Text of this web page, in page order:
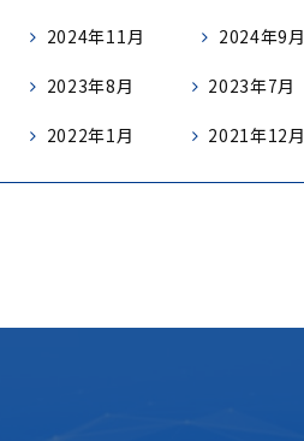
2024年11月 2024年9月
2023年8月 2023年7月
2022年1月 2021年12月